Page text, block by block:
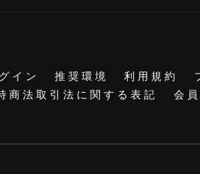
イン 推奨環境 利用規約
商法取引法に関する表記 会